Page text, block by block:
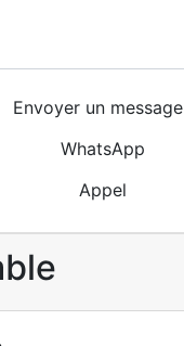
Envoyer un message
WhatsApp
Appel